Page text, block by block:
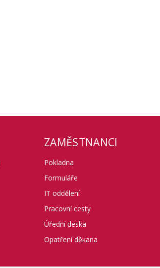
ZAMĚSTNANCI
Pokladna
Formuláře
IT oddělení
Pracovní cesty
Úřední deska
Opatření děkana